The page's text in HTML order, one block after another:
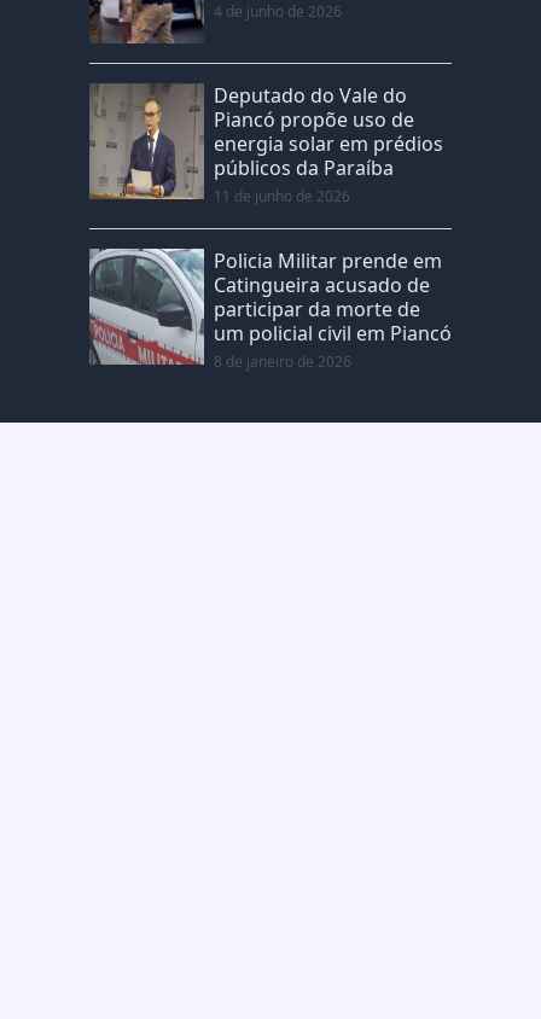
4 de junho de 2026
Deputado do Vale do
Piancó propõe uso de
energia solar em prédios
públicos da Paraíba
11 de junho de 2026
Policia Militar prende em
Catingueira acusado de
participar da morte de
um policial civil em Piancó
8 de janeiro de 2026